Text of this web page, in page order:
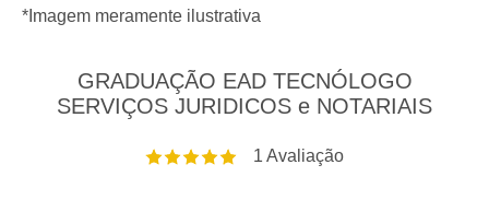
*Imagem meramente ilustrativa
GRADUAÇÃO EAD TECNÓLOGO
SERVIÇOS JURIDICOS e NOTARIAIS
1 Avaliação